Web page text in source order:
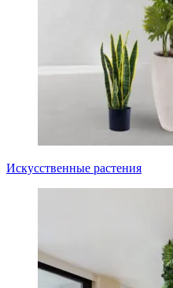
Искусственные растения